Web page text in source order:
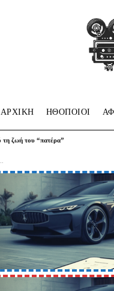
ΑΡΧΙΚΗ HΘΟΠΟΙΟΙ
τη ζωή του “πατέρα”